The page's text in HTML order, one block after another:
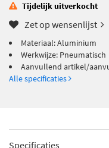
Tijdelijk uitverkocht
Zet op wensenlijst
Materiaal: Aluminium
Werkwijze: Pneumatisch
Aanvullend artikel/
Alle specificaties
Specificaties